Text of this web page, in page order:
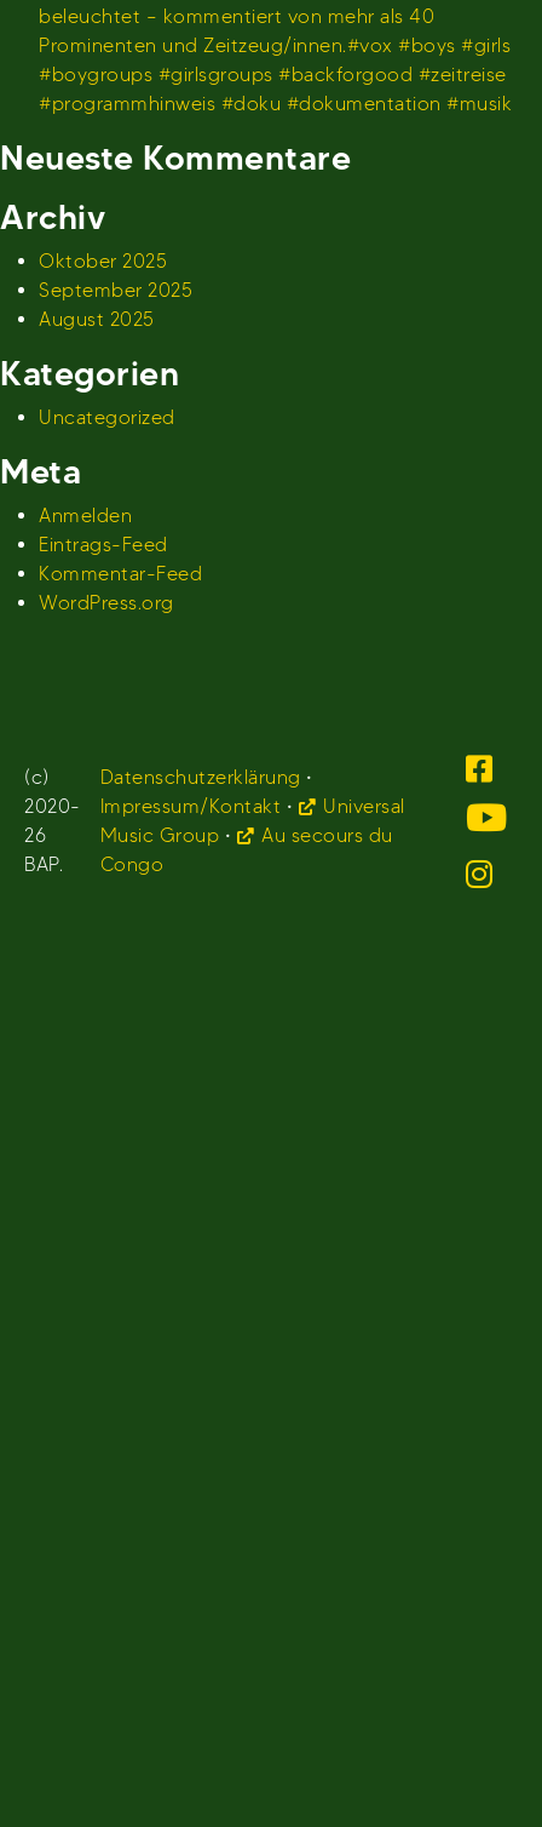
beleuchtet – kommentiert von mehr als 40
Prominenten und Zeitzeug/innen.#vox #boys #girls
#boygroups #girlsgroups #backforgood #zeitreise
#programmhinweis #doku #dokumentation #musik
Neueste Kommentare
Archiv
Oktober 2025
September 2025
August 2025
Kategorien
Uncategorized
Meta
Anmelden
Eintrags-Feed
Kommentar-Feed
WordPress.org
(c)
2020-
26
BAP.
Datenschutzerklärung •
Impressum/Kontakt •
Universal
Music Group •
Au secours du
Congo